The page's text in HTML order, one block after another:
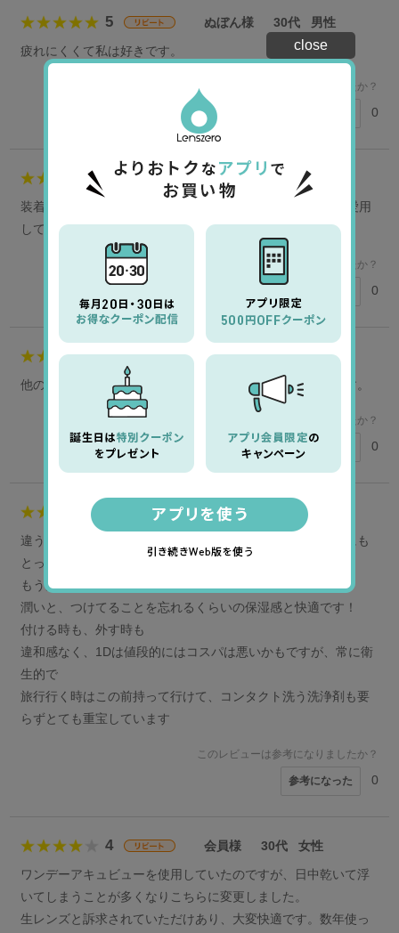
5 ぬぼん様 30代 男性
疲れにくくて私は好きです。
このレビューは参考になりましたか？
0
会員様 女性
装着感がほとんどなく心地よいコンタクトです。10年以上愛用
しています。
このレビューは参考になりましたか？
0
5 あずき様 40代 女性
他のコンタクトと比べると、乾燥、違和感が少なく感じます。
このレビューは参考になりましたか？
参考になった 0
ぽん様 女性
違うレンズを使うこともありますが、目の乾燥がすごい私にも
とって、一日付けていても違和感がなくないと困る商品で
もう数え切れないほど、使用させていただいております。
潤いと、つけてることを忘れるくらいの保湿感と快適です！
付ける時も、外す時も
違和感なく、1Dは値段的にはコスパは悪いかもですが、常に衛
生的で
旅行行く時はこの前持って行けて、コンタクト洗う洗浄剤も要
らずとても重宝しています
このレビューは参考になりましたか？
参考になった 0
4 会員様 30代 女性
ワンデーアキュビューを使用していたのですが、日中乾いて浮
いてしまうことが多くなりこちらに変更しました。
生レンズと訴求されていただけあり、大変快適です。数年使っ
close